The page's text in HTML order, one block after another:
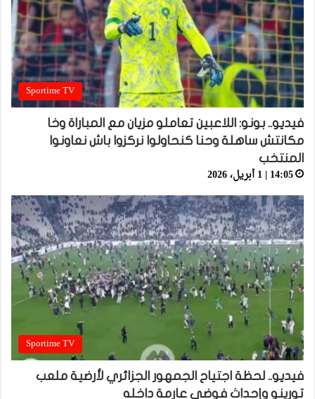
Sportime TV
فيديو.. بونو: اللاعبين تعاملو مزيان مع المباراة وخا
مكانتش ساهلة وحنا كنحاولوا نركزوا باش نعاونوا
المنتخب
14:05 | 1 أبريل، 2026
Sportime TV
فيديو.. لحظة اجتياح الجمهور الجزائري لأرضية ملعب
تورينو وإحداث فوضى عارمة داخله